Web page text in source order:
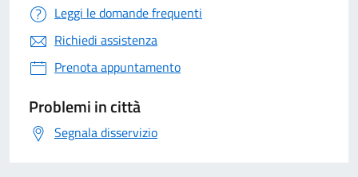
Leggi le domande frequenti
Richiedi assistenza
Prenota appuntamento
Problemi in città
Segnala disservizio